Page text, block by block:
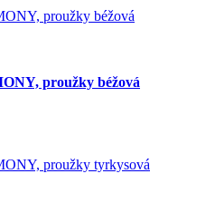
proužky béžová